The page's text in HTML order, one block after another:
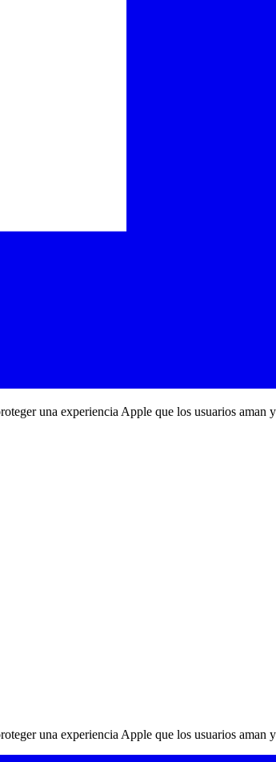
una experiencia Apple que los usuarios aman
una experiencia Apple que los usuarios aman